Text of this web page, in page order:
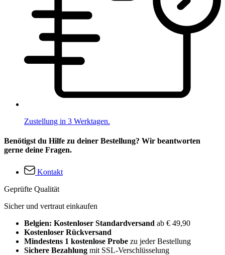
Zustellung in 3 Werktagen.
Benötigst du Hilfe zu deiner Bestellung? Wir beantworten
gerne deine Fragen.
Kontakt
Geprüfte Qualität
Sicher und vertraut einkaufen
Belgien: Kostenloser Standardversand ab € 49,90
Kostenloser Rückversand
Mindestens 1 kostenlose Probe zu jeder Bestellung
Sichere Bezahlung mit SSL-Verschlüsselung